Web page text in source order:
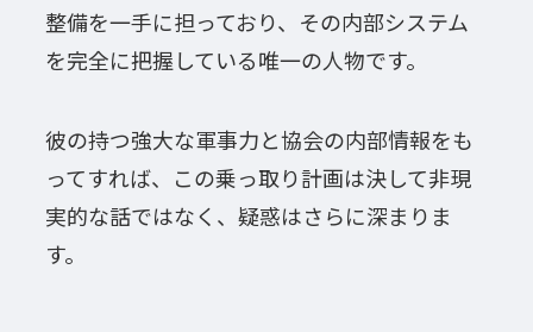
整備を一手に担っており、その内部システム
を完全に把握している唯一の人物です。
彼の持つ強大な軍事力と協会の内部情報をも
ってすれば、この乗っ取り計画は決して非現
実的な話ではなく、疑惑はさらに深まりま
す。